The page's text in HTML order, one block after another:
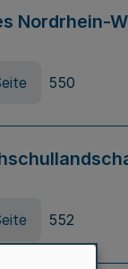
Nordrhein-
550
552